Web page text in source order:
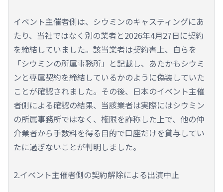
イベント主催者側は、シウミンのキャスティングにあ
たり、当社ではなく別の業者と2026年4月27日に契約
を締結していました。該当業者は契約書上、自らを
「シウミンの所属事務所」と記載し、あたかもシウミ
ンと専属契約を締結しているかのように偽装していた
ことが確認されました。その後、日本のイベント主催
者側による確認の結果、当該業者は実際にはシウミン
の所属事務所ではなく、権限を詐称した上で、他の仲
介業者から手数料を得る目的で口座だけを貸与してい
たに過ぎないことが判明しました。
2.イベント主催者側の契約解除による出演中止